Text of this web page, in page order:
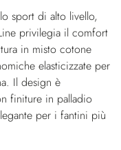
sport di alto livello,
privilegia il comfort
in misto cotone
elasticizzate per
Il design è
finiture in palladio
per i fantini più